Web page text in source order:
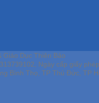
Giáo Dục Thiên Bảo
Ngày cấp giấy
Bình Thọ, TP Thủ Đức, TP